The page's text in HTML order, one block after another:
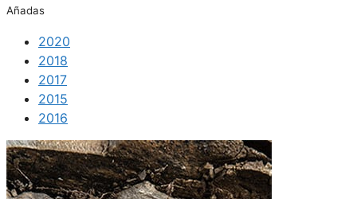
Añadas
2020
2018
2017
2015
2016